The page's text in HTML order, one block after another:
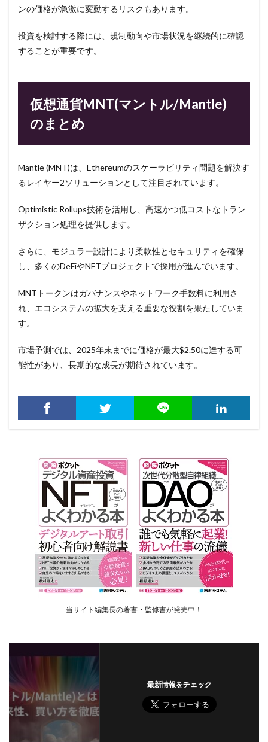
ンの価格が急激に変動するリスクもあります。
投資を検討する際には、規制動向や市場状況を継続的に確認
することが重要です。
仮想通貨MNT(マントル/Mantle)
のまとめ
Mantle (MNT)は、Ethereumのスケーラビリティ問題を解決す
るレイヤー2ソリューションとして注目されています。
Optimistic Rollups技術を活用し、高速かつ低コストなトラン
ザクション処理を提供します。
さらに、モジュラー設計により柔軟性とセキュリティを確保
し、多くのDeFiやNFTプロジェクトで採用が進んでいます。
MNTトークンはガバナンスやネットワーク手数料に利用さ
れ、エコシステムの拡大を支える重要な役割を果たしていま
す。
市場予測では、2025年末までに価格が最大$2.50に達する可
能性があり、長期的な成長が期待されています。
当サイト編集長の著書・監修書が発売中！
最新情報をチェック